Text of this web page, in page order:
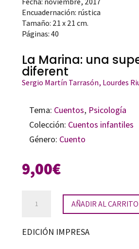
Encuadernación: rústica
Tamaño: 21 x 21 cm.
Páginas: 40
La Marina: una
diferent
Sergio Martín Tarrasón, Lourdes
Tema: Cuentos, Psicología
Colección: Cuentos infantiles
Género: Cuento
9,00€
una
AÑADIR AL CARRITO
EDICIÓN IMPRESA